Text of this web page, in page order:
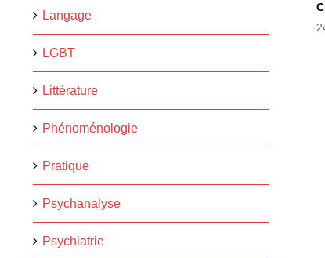
Langage
LGBT
Littérature
Phénoménologie
Pratique
Psychanalyse
Psychiatrie